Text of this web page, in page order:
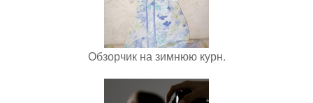
Обзорчик на зимнюю курн.